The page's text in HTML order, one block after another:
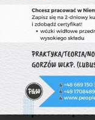
Oferujemy
zarządzania
nieprzerwany
technicznej,
Wspieramy Was
pracodawców w
bo